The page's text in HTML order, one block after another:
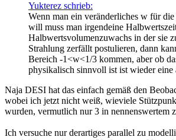
Yukterez schrieb:
Wenn man ein veränderliches w für
will muss man irgendeine
Halbwertsvolumenzuwachs in der sie
Strahlung zerfällt postulieren, dann
Bereich -1<w<1/3 kommen, aber ob
physikalisch sinnvoll ist ist wieder eine
Naja DESI hat das einfach gemäß den
wobei ich jetzt nicht weiß, wieviele
wurden, vermutlich nur 3 in nennenswertem
Ich versuche nur derartiges parallel zu